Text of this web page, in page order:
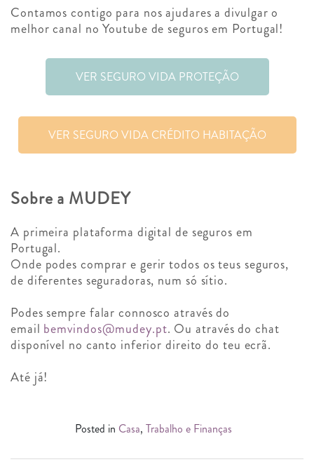
Contamos contigo para nos ajudares a divulgar o
melhor canal no Youtube de seguros em Portugal!
VER SEGURO VIDA PROTEÇÃO
VER SEGURO VIDA CRÉDITO HABITAÇÃO
Sobre a MUDEY
A primeira plataforma digital de seguros em
Portugal.
Onde podes comprar e gerir todos os teus seguros,
de diferentes seguradoras, num só sítio.
Podes sempre falar connosco através do
email bemvindos@mudey.pt. Ou através do chat
disponível no canto inferior direito do teu ecrã.
Até já!
Posted in Casa, Trabalho e Finanças